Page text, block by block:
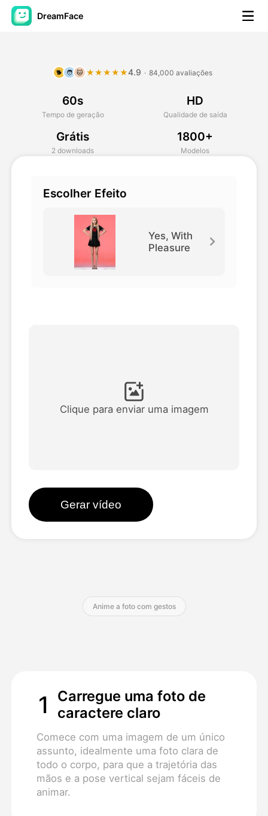
DreamFace
Vídeo Avatar
AI Video
Ver todos os modelos
Blog
🐕 🧑 🐱 ★★★★★4.9 · 84,000 avaliações
60s
Tempo de geração
HD
Qualidade de saída
Grátis
2 downloads
1800+
Modelos
Escolher Efeito
Yes, With
Pleasure
Clique para enviar uma imagem
Gerar vídeo
Anime a foto com gestos
1
Carregue uma foto de
caractere claro
Comece com uma imagem de um único
assunto, idealmente uma foto clara de
todo o corpo, para que a trajetória das
mãos e a pose vertical sejam fáceis de
animar.